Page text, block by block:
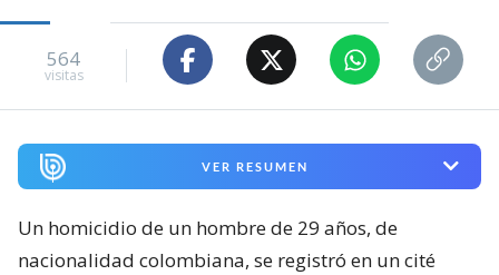
564
visitas
VER RESUMEN
Un homicidio de un hombre de 29 años, de
nacionalidad colombiana, se registró en un cité